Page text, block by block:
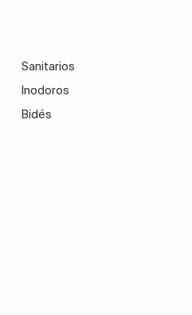
Sanitarios
Inodoros
Bidés